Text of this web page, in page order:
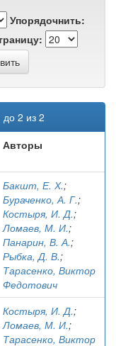
Упорядочнить:
до 2 из 2
Авторы
Бакшт, Е. Х.;
Бураченко, А. Г.;
Костыря, И. Д.;
Ломаев, М. И.;
Панарин, В. А.;
Рыбка, Д. В.;
Тарасенко, Виктор
Федотович
Костыря, И. Д.;
Ломаев, М. И.;
Тарасенко, Виктор